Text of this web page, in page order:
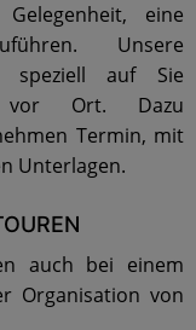
eine
Unsere
speziell auf Sie
vor Ort. Dazu
Termin, mit
Unterlagen.
auch bei einem
Organisation von